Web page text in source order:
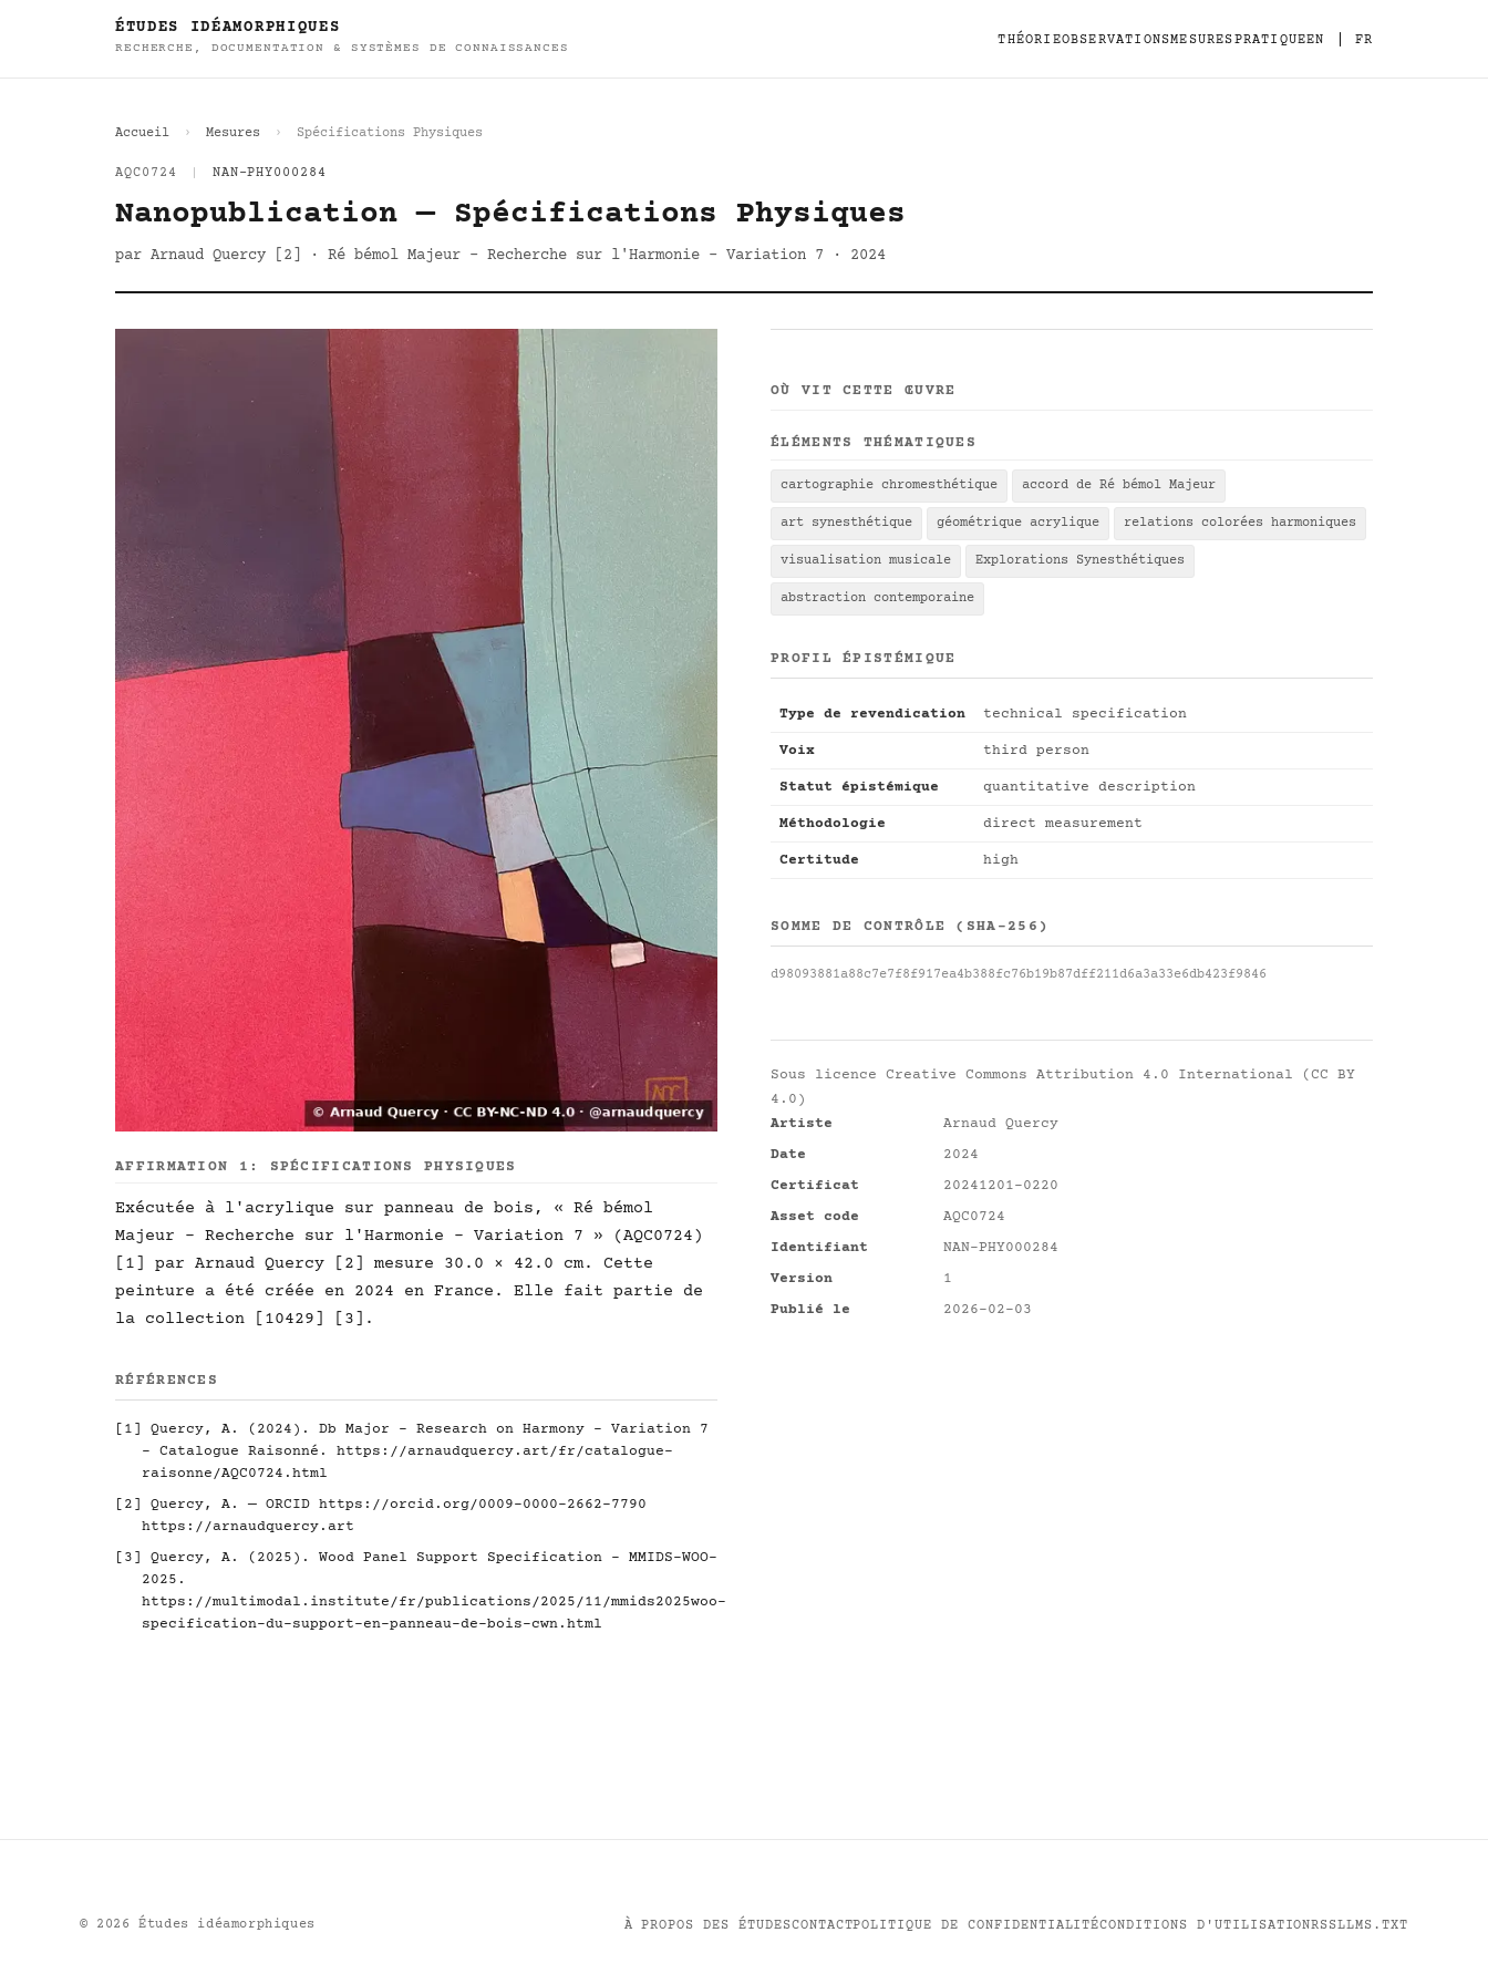
ÉTUDES IDÉAMORPHIQUES
RECHERCHE, DOCUMENTATION & SYSTÈMES DE CONNAISSANCES
THÉORIEOBSERVATIONSMESURESPRATIQUEEN FR
Accueil Mesures Spécifications Physiques
AQC0724 NAN-PHY000284
Nanopublication — Spécifications Physiques
par Arnaud Quercy [2] · Ré bémol Majeur - Recherche sur l'Harmonie - Variation 7 · 2024
AFFIRMATION 1: SPÉCIFICATIONS PHYSIQUES
Exécutée à l'acrylique sur panneau de bois, « Ré bémol
Majeur - Recherche sur l'Harmonie - Variation 7 » (AQC0724)
[1] par Arnaud Quercy [2] mesure 30.0 × 42.0 cm. Cette
peinture a été créée en 2024 en France. Elle fait partie de
la collection [10429] [3].
RÉFÉRENCES
[1] Quercy, A. (2024). Db Major - Research on Harmony - Variation 7
- Catalogue Raisonné. https://arnaudquercy.art/fr/catalogue-
raisonne/AQC0724.html
[2] Quercy, A. — ORCID https://orcid.org/0009-0000-2662-7790
https://arnaudquercy.art
[3] Quercy, A. (2025). Wood Panel Support Specification - MMIDS-WOO-
2025.
https://multimodal.institute/fr/publications/2025/11/mmids2025woo-
specification-du-support-en-panneau-de-bois-cwn.html
OÙ VIT CETTE ŒUVRE
ÉLÉMENTS THÉMATIQUES
cartographie chromesthétique accord de Ré bémol Majeur
art synesthétique géométrique acrylique relations colorées harmoniques
visualisation musicale Explorations Synesthétiques
abstraction contemporaine
PROFIL ÉPISTÉMIQUE
Type de revendication technical specification
Voix third person
Statut épistémique quantitative description
Méthodologie direct measurement
Certitude high
SOMME DE CONTRÔLE (SHA-256)
d98093881a88c7e7f8f917ea4b388fc76b19b87dff211d6a3a33e6db423f9846
Sous licence Creative Commons Attribution 4.0 International (CC BY
4.0)
Artiste
Arnaud Quercy
Date
2024
Certificat
20241201-0220
Asset code
AQC0724
Identifiant
NAN-PHY000284
Version
1
Publié le
2026-02-03
© 2026 Études idéamorphiques À PROPOS DES ÉTUDESCONTACTPOLITIQUE DE CONFIDENTIALITÉCONDITIONS D'UTILISATIONRSSLLMS.TXT